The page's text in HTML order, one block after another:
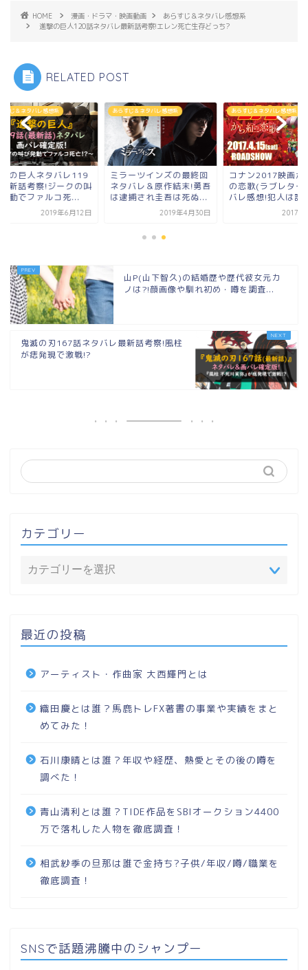
HOME 漫画・ドラマ・映画動画
あらすじ＆ネタバレ感想系
進撃の巨人120話ネタバレ最新話考察!エレン死亡生存どっち?
RELATED POST
じ＆ネタバレ感想系
の巨人ネタバレ119
新話考察!ジークの叫
動でファルコ死...
2019年6月12日
あらすじ＆ネタバレ感想系
ミラーツインズの最終回
ネタバレ＆原作結末!勇吾
は逮捕され圭吾は死ぬ...
2019年4月30日
あらすじ＆ネタバレ感想系
コナン2017映画か
の恋歌(ラブレター)
バレ感想!犯人は誰...
2017年5
山P(山下智久)の結婚歴や歴代彼女元カ
ノは?!顔画像や馴れ初め・噂を調査...
鬼滅の刃167話ネタバレ最新話考察!風柱
が痣発現で激戦!?
カテゴリー
最近の投稿
アーティスト・作曲家 大西輝門とは
織田慶とは誰？馬鹿トレFX著書の事業や実績をまと
めてみた！
石川康晴とは誰？年収や経歴、熱愛とその後の噂を
調べた！
青山清利とは誰？TIDE作品をSBIオークション4400
万で落札した人物を徹底調査！
相武紗季の旦那は誰で金持ち?子供/年収/噂/職業を
徹底調査！
SNSで話題沸騰中のシャンプー